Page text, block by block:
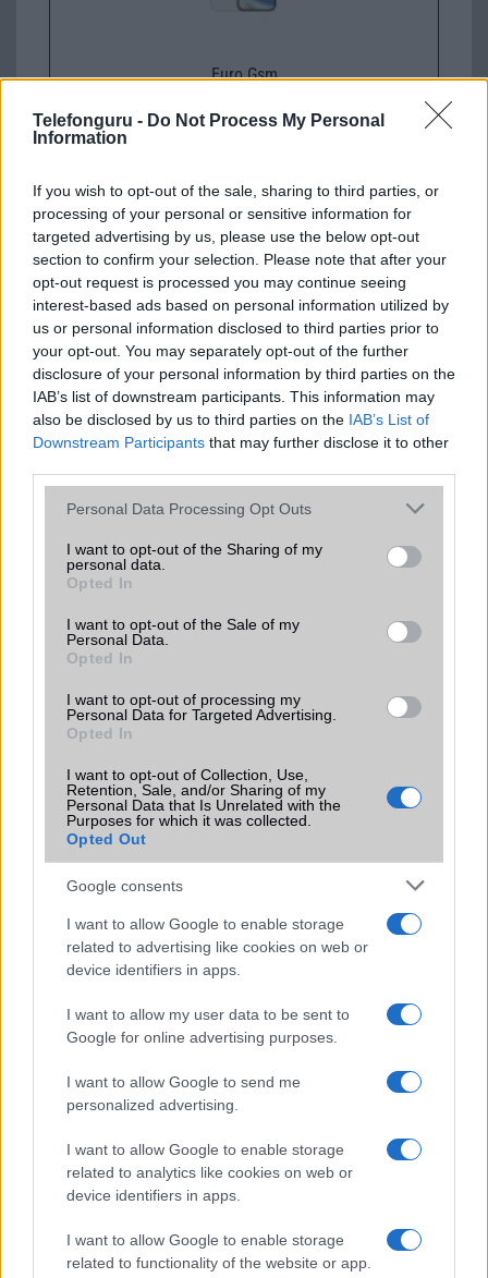
Telefonguru - Do Not Process My Personal
Information
If you wish to opt-out of the sale, sharing to third parties, or
processing of your personal or sensitive information for
targeted advertising by us, please use the below opt-out
section to confirm your selection. Please note that after your
opt-out request is processed you may continue seeing
interest-based ads based on personal information utilized by
us or personal information disclosed to third parties prior to
your opt-out. You may separately opt-out of the further
disclosure of your personal information by third parties on the
IAB’s list of downstream participants. This information may
also be disclosed by us to third parties on the IAB’s List of
Downstream Participants that may further disclose it to other
Please note that this website/app uses one or more Google
not limited to your visit or usage behaviour. You may click to
grant or deny consent to Google and its third-party tags to
use your data for below specified purposes in below Google
consent section.
Personal Data Processing Opt Outs
I want to opt-out of the Sharing of my
personal data.
Opted In
I want to opt-out of the Sale of my
Personal Data.
Opted In
I want to opt-out of processing my
Personal Data for Targeted Advertising.
Opted In
I want to opt-out of Collection, Use,
Retention, Sale, and/or Sharing of my
Personal Data that Is Unrelated with the
Purposes for which it was collected.
Opted Out
Google consents
I want to allow Google to enable storage
related to advertising like cookies on web or
device identifiers in apps.
I want to allow my user data to be sent to
Google for online advertising purposes.
I want to allow Google to send me
personalized advertising.
I want to allow Google to enable storage
related to analytics like cookies on web or
device identifiers in apps.
I want to allow Google to enable storage
related to functionality of the website or app.
Euro Gsm
Számos népszerű Samsung Galaxy
készülék kimarad a One UI 9
frissítésből – itt a lista az érintett
modellekről
| Phone Arena
A One UI 9 érkezése új mesterséges intelligencia-
funkciókat és továbbfejlesztett kezelőfelületet hoz,
azonban több korábbi csúcskategóriás és középkategóriás
Galaxy készülék számára ez lesz az út vége.
iPhone 18 bemutató dátum - ekkor
rántja le a leplet az Apple az új
csúcsmobilokról
| Phone Arena
A szeptemberi eseményen az iPhone 18 Pro modellek
mellett a régóta pletykált hajlítható iPhone Ultra is
bemutatkozhat, miközben az áremelésekről szóló
Az Android rejtett automatizmusai: hat
meg a mindennapokat
2026.06.14
| Android Police
Android már évek óta olyan intelligens funkciókat kínál,
amelyek maguktól dolgoznak a háttérben.
Ez a rejtett Samsung funkció teljesen
megváltoztatja a mobilhasználatot –
sokan mégsem tudnak róla
2026.07.12| Android Central
Az Edge Panel az egyik leghasznosabb funkció, amely
jelentősen felgyorsítja a mindennapi használatot,
HTC Wildfire C: olcsó ICS
Lebukott a HTC Ville C